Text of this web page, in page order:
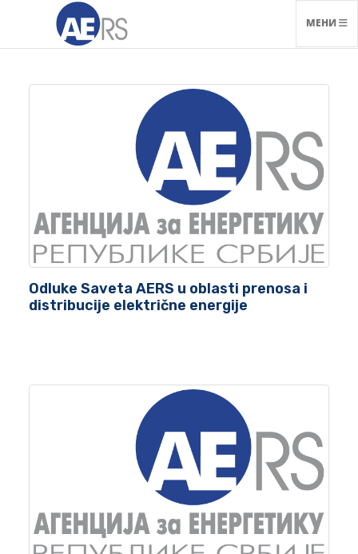
МЕНИ
Odluke Saveta AERS u oblasti prenosa i
distribucije električne energije